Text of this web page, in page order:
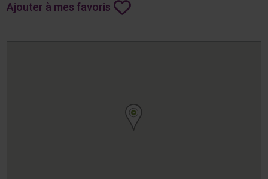
Ajouter à mes favoris